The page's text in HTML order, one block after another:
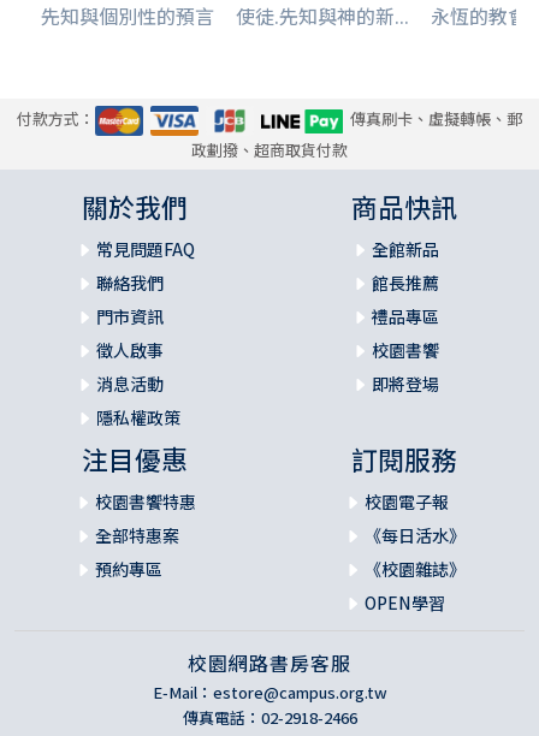
先知與個別性的預言 使徒.先知與神的新... 永恆的教會
付款方式：
傳真刷卡、虛擬轉帳、郵
政劃撥、超商取貨付款
關於我們
常見問題FAQ
聯絡我們
門市資訊
徵人啟事
消息活動
隱私權政策
商品快訊
全館新品
館長推薦
禮品專區
校園書饗
即將登場
注目優惠
校園書饗特惠
全部特惠案
預約專區
訂閱服務
校園電子報
《每日活水》
《校園雜誌》
OPEN學習
校園網路書房客服
E-Mail： estore@campus.org.tw
傳真電話：02-2918-2466